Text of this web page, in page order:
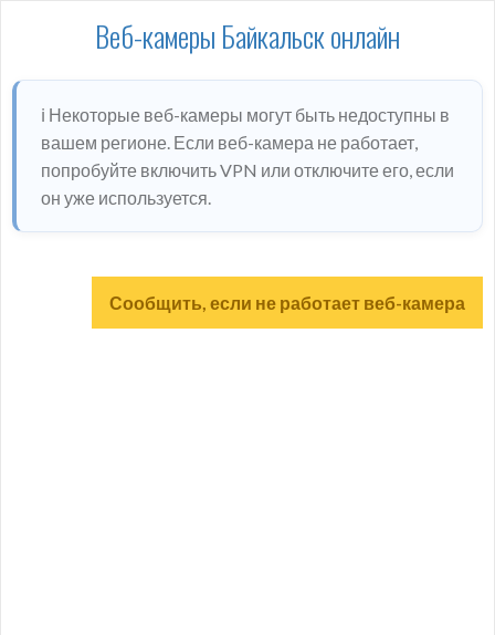
Веб-камеры Байкальск онлайн
ℹ️ Некоторые веб-камеры могут быть недоступны в
вашем регионе. Если веб-камера не работает,
попробуйте включить VPN или отключите его, если
он уже используется.
Сообщить, если не работает веб-камера